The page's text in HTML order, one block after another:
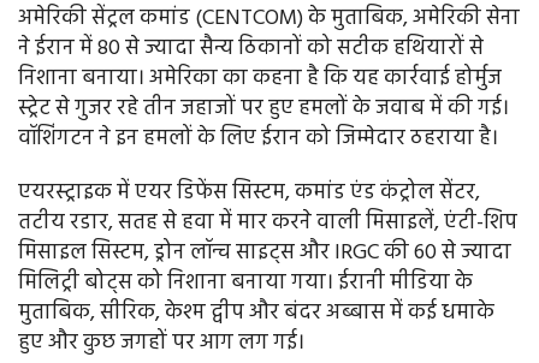
अमेरिकी सेंट्रल कमांड (CENTCOM) के मुताबिक, अमेरिकी सेना
ने ईरान में 80 से ज्यादा सैन्य ठिकानों को सटीक हथियारों से
निशाना बनाया। अमेरिका का कहना है कि यह कार्रवाई होर्मुज
स्ट्रेट से गुजर रहे तीन जहाजों पर हुए हमलों के जवाब में की गई।
वॉशिंगटन ने इन हमलों के लिए ईरान को जिम्मेदार ठहराया है।
एयरस्ट्राइक में एयर डिफेंस सिस्टम, कमांड एंड कंट्रोल सेंटर,
तटीय रडार, सतह से हवा में मार करने वाली मिसाइलें, एंटी-शिप
मिसाइल सिस्टम, ड्रोन लॉन्च साइट्स और IRGC की 60 से ज्यादा
मिलिट्री बोट्स को निशाना बनाया गया। ईरानी मीडिया के
मुताबिक, सीरिक, केश्म द्वीप और बंदर अब्बास में कई धमाके
हुए और कुछ जगहों पर आग लग गई।